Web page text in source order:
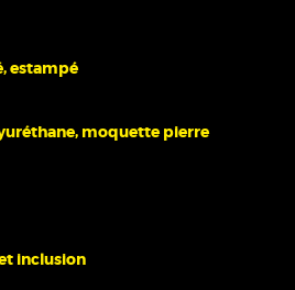
estampé
moquette pierre
inclusion